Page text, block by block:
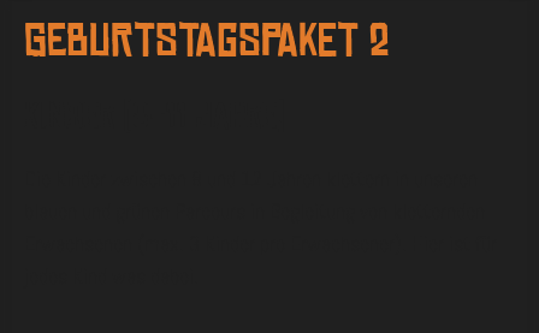
Geburtstagspaket 2